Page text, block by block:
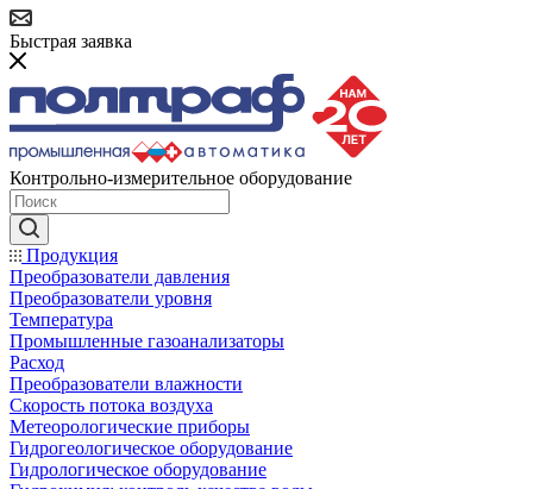
Быстрая заявка
Контрольно-измерительное оборудование
Продукция
Преобразователи давления
Преобразователи уровня
Температура
Промышленные газоанализаторы
Расход
Преобразователи влажности
Скорость потока воздуха
Метеорологические приборы
Гидрогеологическое оборудование
Гидрологическое оборудование